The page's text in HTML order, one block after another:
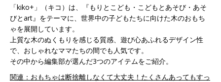
「kiko+」（キコ）は、『もりとこども・こどもとあそび・あそ
びとart』をテーマに、世界中の子どもたちに向けた木のおもち
ゃを展開しています。
上質な木のぬくもりを感じる質感、遊び心あふれるデザイン性
で、おしゃれなママたちの間でも人気です。
その中から編集部が選んだ3つのアイテムをご紹介。
関連：おもちゃは断捨離しなくて大丈夫！たくさんあってもすっ